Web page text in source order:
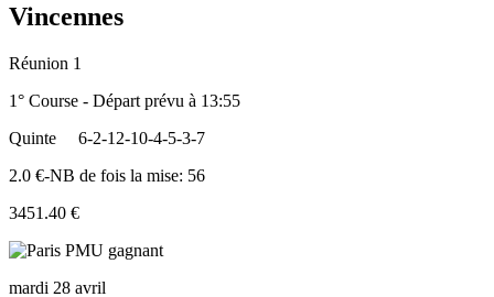
Vincennes
Réunion 1
1° Course - Départ prévu à 13:55
Quinte
6-2-12-10-4-5-3-7
2.0 €-NB de fois la mise: 56
3451.40 €
mardi 28 avril